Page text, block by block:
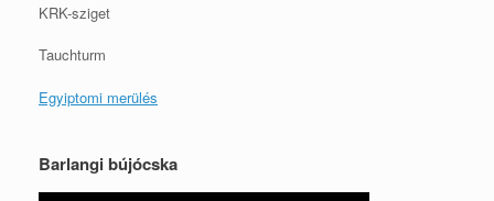
KRK-sziget
Tauchturm
Egyiptomi merülés
Barlangi bújócska